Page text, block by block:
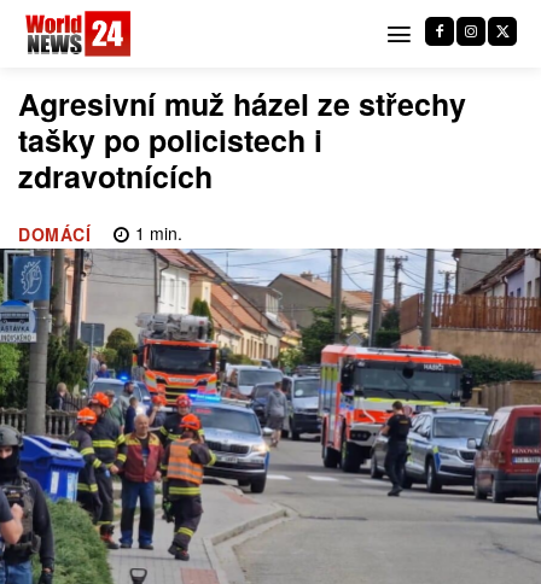
Agresivní muž házel ze střechy
tašky po policistech i
zdravotnících
DOMÁCÍ 1 min.